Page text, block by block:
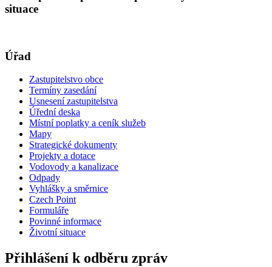
situace
Úřad
Zastupitelstvo obce
Termíny zasedání
Usnesení zastupitelstva
Úřední deska
Místní poplatky a ceník služeb
Mapy
Strategické dokumenty
Projekty a dotace
Vodovody a kanalizace
Odpady
Vyhlášky a směrnice
Czech Point
Formuláře
Povinné informace
Životní situace
Přihlášení k odběru zpráv